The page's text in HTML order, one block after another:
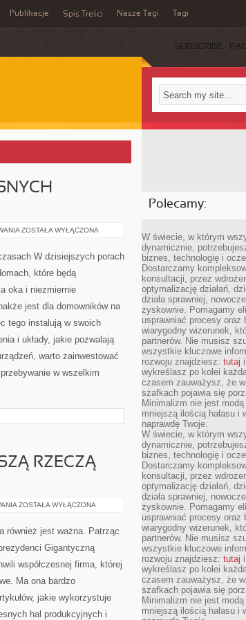
Publikacje Spis Treści Nasze Tagi Tagi
SUBSCRIBE
MNÓSTWO
WSPÓŁCZESNYCH
CZASACH
ZOSTAŁA WYŁĄCZONA
W dzisiejszych porach
które będą
oka i niezmiernie
jest dla domowników na
tego instalują w swoich
i układy, jakie pozwalają
warto zainwestować
w wszelkim
RZECZĄ
W
NAJWYŻSZĄ
RZECZĄ
MIEJSCE
ZOSTAŁA WYŁĄCZONA
również jest ważna. Patrząc
Gigantyczną
współczesnej firma, której
Ma ona bardzo
jakie wykorzystuje
hal produkcyjnych i
Polecamy:
W świecie, w którym
dynamicznie,
biznes, technologię i
Dostarczamy
konsultacji, przez
optymalizację działań,
działa sprawniej,
zyskownie. Pomagamy
usprawniać procesy oraz
wiarygodny wizerunek,
partnerów. Nie musisz
wszystkie kluczowe
rozwoju znajdziesz: tutaj
wykreślasz po kolei
czasem zauważysz, że
szafkach pojawia się
Minimalizm nie jest
mniejszą ilością hałasu i
naprawdę Twoje.
W świecie, w którym
dynamicznie,
biznes, technologię i
Dostarczamy
konsultacji, przez
optymalizację działań,
działa sprawniej,
zyskownie. Pomagamy
usprawniać procesy oraz
wiarygodny wizerunek,
partnerów. Nie musisz
wszystkie kluczowe
rozwoju znajdziesz: tutaj
wykreślasz po kolei
czasem zauważysz, że
szafkach pojawia się
Minimalizm nie jest
mniejszą ilością hałasu i